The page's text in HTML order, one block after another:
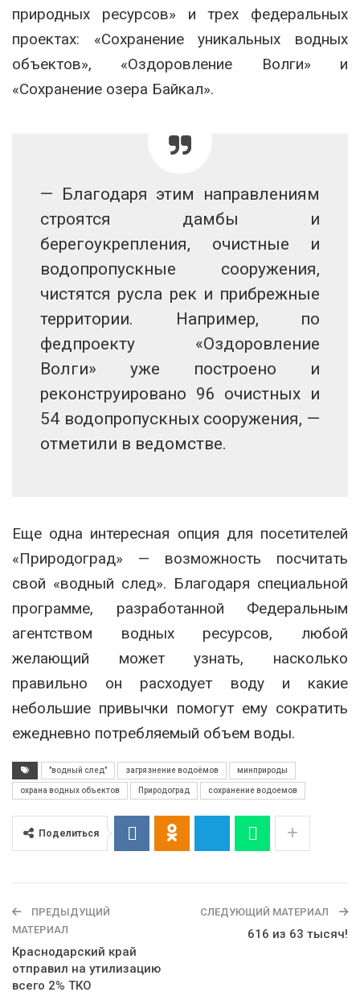
природных ресурсов» и трех федеральных
проектах: «Сохранение уникальных водных
объектов», «Оздоровление Волги» и
«Сохранение озера Байкал».
— Благодаря этим направлениям
строятся дамбы и
берегоукрепления, очистные и
водопропускные сооружения,
чистятся русла рек и прибрежные
территории. Например, по
федпроекту «Оздоровление
Волги» уже построено и
реконструировано 96 очистных и
54 водопропускных сооружения, —
отметили в ведомстве.
Еще одна интересная опция для посетителей
«Природоград» — возможность посчитать
свой «водный след». Благодаря специальной
программе, разработанной Федеральным
агентством водных ресурсов, любой
желающий может узнать, насколько
правильно он расходует воду и какие
небольшие привычки помогут ему сократить
ежедневно потребляемый объем воды.
"водный след" загрязнение водоёмов минприроды
охрана водных объектов Природоград сохранение водоемов
Поделиться
ПРЕДЫДУЩИЙ
МАТЕРИАЛ
Краснодарский край
отправил на утилизацию
всего 2% ТКО
СЛЕДУЮЩИЙ МАТЕРИАЛ
616 из 63 тысяч!